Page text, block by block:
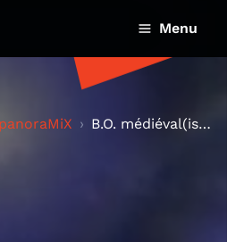
Menu
panoraMiX B.O. médiéval(ist)es : entre reconstitution et ima...